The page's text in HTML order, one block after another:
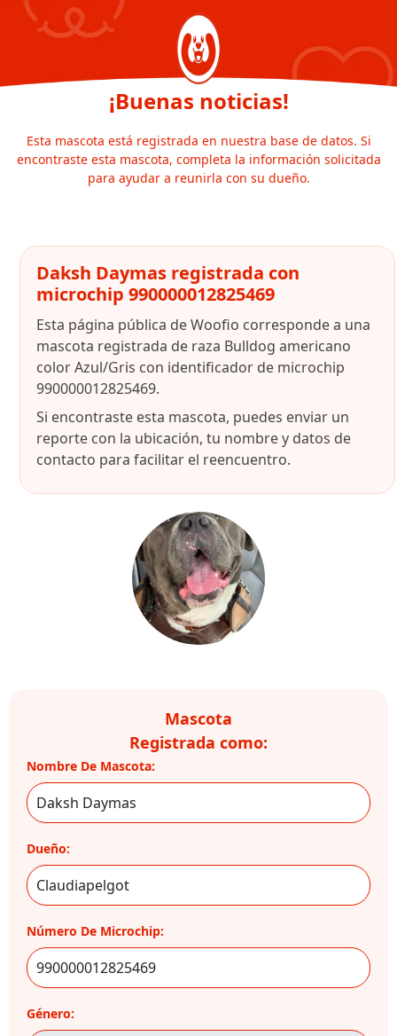
¡Buenas noticias!
Esta mascota está registrada en nuestra base de datos. Si
encontraste esta mascota, completa la información solicitada
para ayudar a reunirla con su dueño.
Daksh Daymas registrada con
microchip 990000012825469
Esta página pública de Woofio corresponde a una
mascota registrada de raza Bulldog americano
color Azul/Gris con identificador de microchip
990000012825469.
Si encontraste esta mascota, puedes enviar un
reporte con la ubicación, tu nombre y datos de
contacto para facilitar el reencuentro.
Mascota
Registrada como:
Nombre De Mascota:
Dueño:
Número De Microchip:
Género: